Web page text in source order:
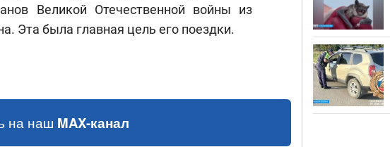
Великой Отечественной войны из
Эта была главная цель его поездки.
на наш MAX-канал